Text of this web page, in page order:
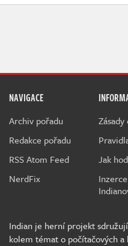
NAVIGACE
Archiv pořadu
Redakce pořadu
RSS Atom Feed
NerdFix
Jak
Indian je herní projekt
kolem témat o počítačových a